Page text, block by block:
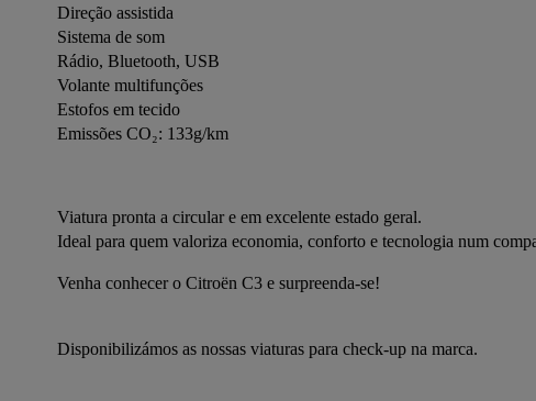
Direção assistida
Sistema de som
Rádio, Bluetooth, USB
Volante multifunções
Estofos em tecido
Emissões CO₂: 133g/km
Viatura pronta a circular e em excelente estado geral.
Ideal para quem valoriza economia, conforto e tecnologia num
Venha conhecer o Citroën C3 e surpreenda-se!
Disponibilizámos as nossas viaturas para check-up na marca.